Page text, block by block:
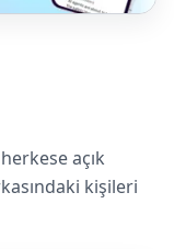
açık
kişileri